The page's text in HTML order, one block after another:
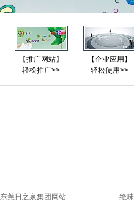
【推广网站】
轻松推广>>
【企业应用】
轻松使用>>
东莞日之泉集团网站 绝